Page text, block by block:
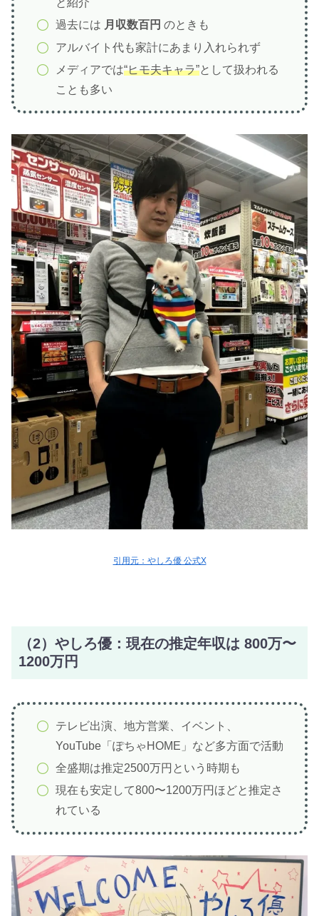
と紹介
過去には 月収数百円 のときも
アルバイト代も家計にあまり入れられず
メディアでは“ヒモ夫キャラ”として扱われる
ことも多い
引用元：やしろ優 公式X
（2）やしろ優：現在の推定年収は 800万〜
1200万円
テレビ出演、地方営業、イベント、
YouTube「ぽちゃHOME」など多方面で活動
全盛期は推定2500万円という時期も
現在も安定して800〜1200万円ほどと推定さ
れている